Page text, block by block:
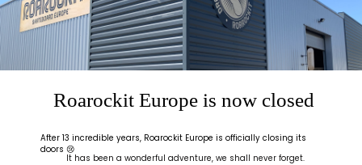
Canadian maple veneercertified SFI with volume
discounts
parts in our kits arereusable &/or recyclable
Roarockit Europe is now closed
After 13 incredible years, Roarockit Europe is officially closing its
doors 😢
It has been a wonderful adventure, we shall never forget.